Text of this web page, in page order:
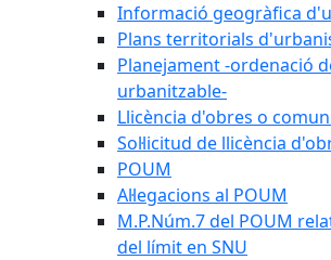
Informació geogràfica
Plans territorials
Planejament -ordenació
urbanitzable-
Llicència d'obres o
Sol·licitud de llicència
POUM
Al·legacions al POUM
M.P.Núm.7 del POUM
del límit en SNU